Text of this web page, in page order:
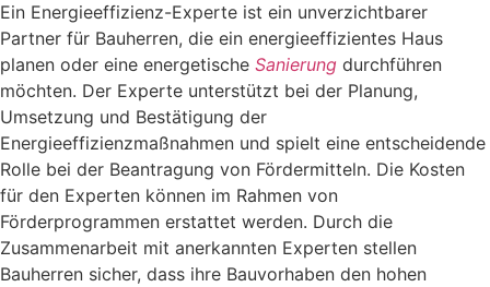
Ein Energieeffizienz-Experte ist ein unverzichtbarer
Partner für Bauherren, die ein energieeffizientes Haus
planen oder eine energetische Sanierung durchführen
möchten. Der Experte unterstützt bei der Planung,
Umsetzung und Bestätigung der
Energieeffizienzmaßnahmen und spielt eine entscheidende
Rolle bei der Beantragung von Fördermitteln. Die Kosten
für den Experten können im Rahmen von
Förderprogrammen erstattet werden. Durch die
Zusammenarbeit mit anerkannten Experten stellen
Bauherren sicher, dass ihre Bauvorhaben den hohen